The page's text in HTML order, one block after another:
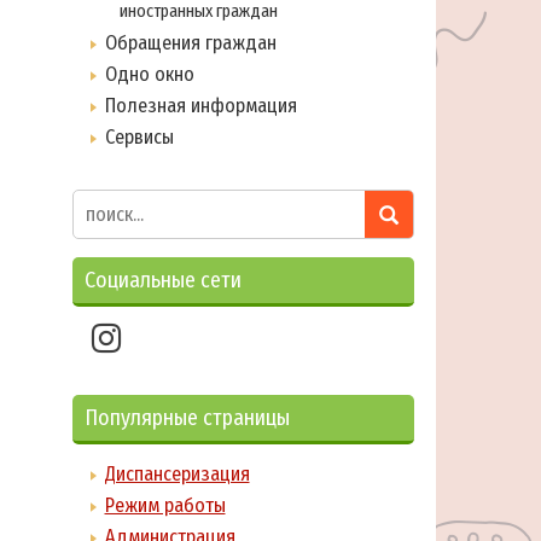
иностранных граждан
Обращения граждан
Одно окно
Полезная информация
Сервисы
Социальные сети
Популярные страницы
Диспансеризация
Режим работы